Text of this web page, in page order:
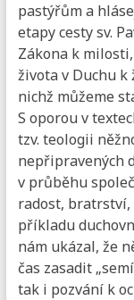
pastýřům a
etapy cesty sv.
Zákona k
života v Duchu k
nichž můžeme
S oporou v
tzv. teologii
nepřipravených
v průběhu
radost, bratrství,
příkladu
nám ukázal, že
čas zasadit
tak i pozvání k